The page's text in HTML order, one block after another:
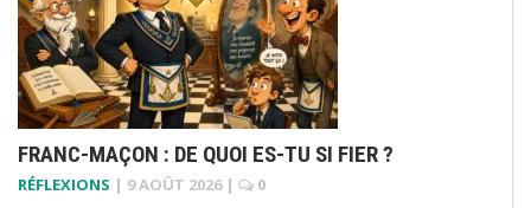
FRANC-MAÇON : DE QUOI ES-TU SI FIER ?
RÉFLEXIONS | 9 AOÛT 2026 |
0